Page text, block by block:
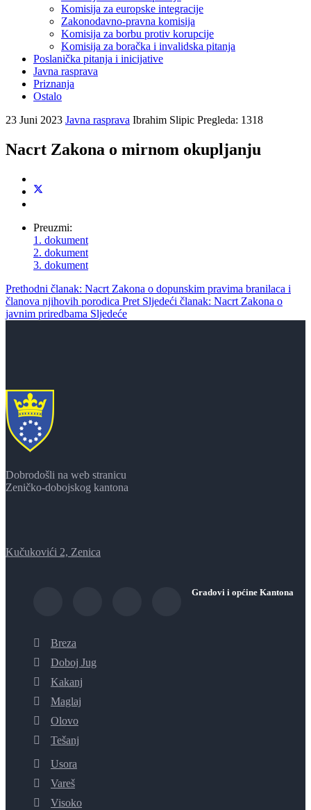
Komisija za europske integracije
Zakonodavno-pravna komisija
Komisija za borbu protiv korupcije
Komisija za boračka i invalidska pitanja
Poslanička pitanja i inicijative
Javna rasprava
Priznanja
Ostalo
23 Juni 2023 Javna rasprava Ibrahim Slipic Pregleda: 1318
Nacrt Zakona o mirnom okupljanju
Preuzmi:
1. dokument
2. dokument
3. dokument
Prethodni članak: Nacrt Zakona o dopunskim pravima branilaca i
članova njihovih porodica Pret Sljedeći članak: Nacrt Zakona o
javnim priredbama Sljedeće
Dobrodošli na web stranicu
Zeničko-dobojskog kantona
Kučukovići 2, Zenica
Gradovi i općine Kantona
Breza
Doboj Jug
Kakanj
Maglaj
Olovo
Tešanj
Usora
Vareš
Visoko